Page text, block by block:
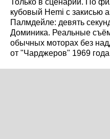
Только в сценарии. По
кубовый Hemi с закисью
Палмдейле: девять
Доминика. Реальные
обычных моторах без
от "Чарджеров" 1969